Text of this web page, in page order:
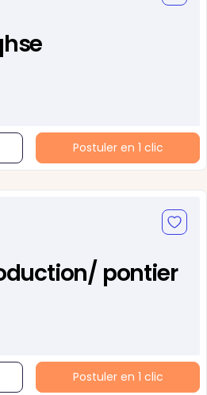
Postuler en 1 clic
pontier
Postuler en 1 clic